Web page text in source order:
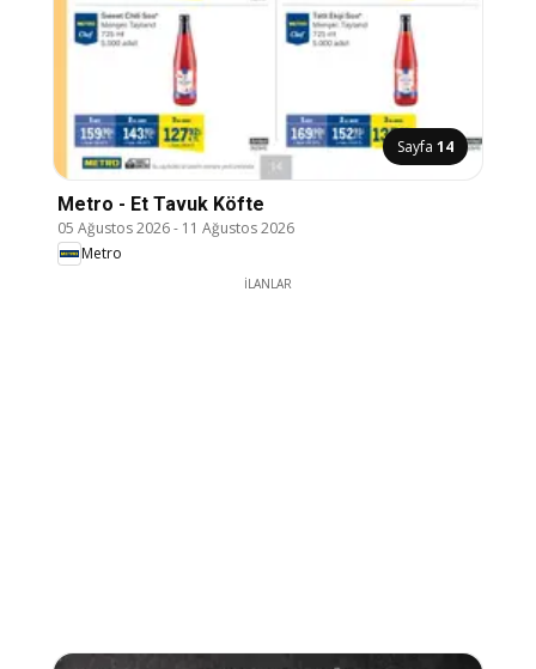
Sayfa 14
Metro - Et Tavuk Köfte
05 Ağustos 2026- 11 Ağustos 2026
Metro
İLANLAR